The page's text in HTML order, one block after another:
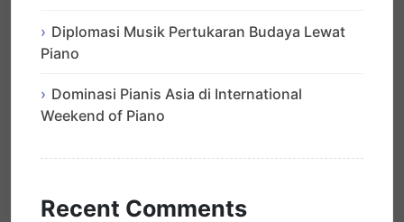
Diplomasi Musik Pertukaran Budaya Lewat
Piano
Dominasi Pianis Asia di International
Weekend of Piano
Recent Comments